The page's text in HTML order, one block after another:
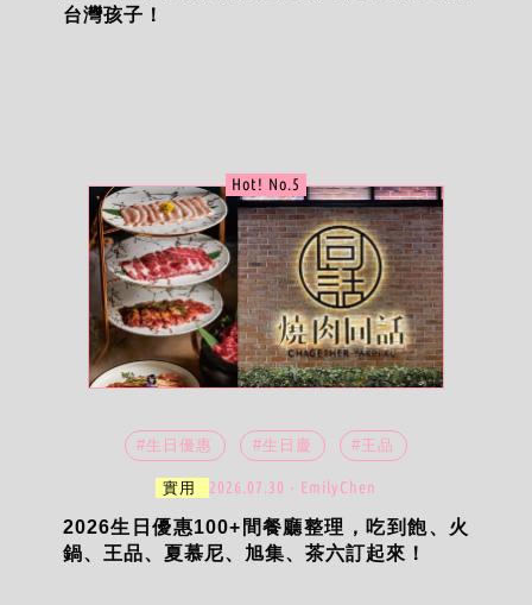
台灣孩子！
Hot! No.5
#生日優惠 #生日慶 #王品
實用 2026.07.30 ‧ EmilyChen
2026生日優惠100+間餐廳整理，吃到飽、火
鍋、王品、夏慕尼、旭集、茶六訂起來！